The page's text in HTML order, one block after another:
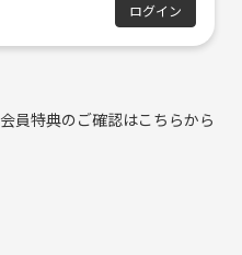
会員特典のご確認はこちらから